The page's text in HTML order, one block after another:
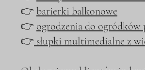
👉 barierki balkonowe
👉 ogrodzenia do ogródków
👉 słupki multimedialne z